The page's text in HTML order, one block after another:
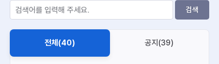
검색
전체(40) 공지(39)